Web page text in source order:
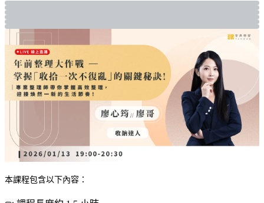
本課程包含以下內容：